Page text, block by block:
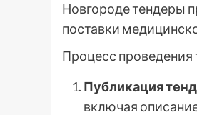
Новгороде тендеры
поставки
Процесс
Публикация
включая